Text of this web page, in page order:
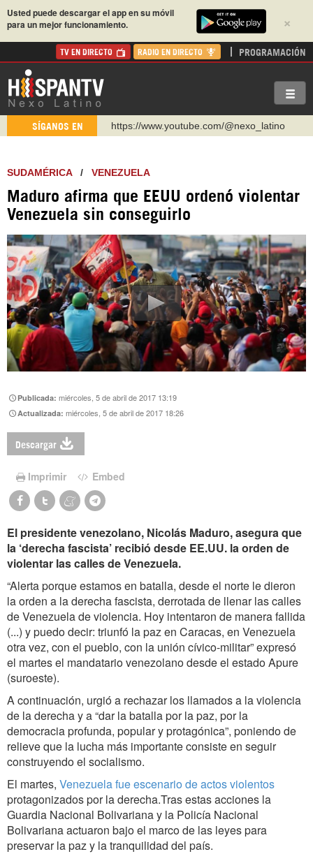
×
Usted puede descargar el app en su móvil
para un mejor funcionamiento.
TV EN DIRECTO RADIO EN DIRECTO PROGRAMACIÓN
SÍGANOS EN
https://www.youtube.com/@nexo_latino
https://t.me/hispantvcanal
https://urmedium.com/c/hispantv
WhatsApp y Viber: +98 921 79 29 404
https://www.facebook.com/Nexolatino.Canal
SUDAMÉRICA/ VENEZUELA
Maduro afirma que EEUU ordenó violentar
Venezuela sin conseguirlo
Publicada:miércoles, 5 de abril de 2017 13:19
Actualizada:miércoles, 5 de abril de 2017 18:26
Descargar
Imprimir Embed
El presidente venezolano, Nicolás Maduro, asegura que
la ‘derecha fascista’ recibió desde EE.UU. la orden de
violentar las calles de Venezuela.
“Alerta porque estamos en batalla, desde el norte le dieron
la orden a la derecha fascista, derrotada de llenar las calles
de Venezuela de violencia. Hoy intentaron de manera fallida
(...) y puedo decir: triunfó la paz en Caracas, en Venezuela
otra vez, con el pueblo, con la unión cívico-militar” expresó
el martes el mandatario venezolano desde el estado Apure
(suroeste).
A continuación, urgió a rechazar los llamados a la violencia
de la derecha y a “dar la batalla por la paz, por la
democracia profunda, popular y protagónica”, poniendo de
relieve que la lucha más importante consiste en seguir
construyendo el socialismo.
El martes, Venezuela fue escenario de actos violentos
protagonizados por la derecha.Tras estas acciones la
Guardia Nacional Bolivariana y la Policía Nacional
Bolivariana actuaron bajo el marco de las leyes para
preservar la paz y la tranquilidad del país.